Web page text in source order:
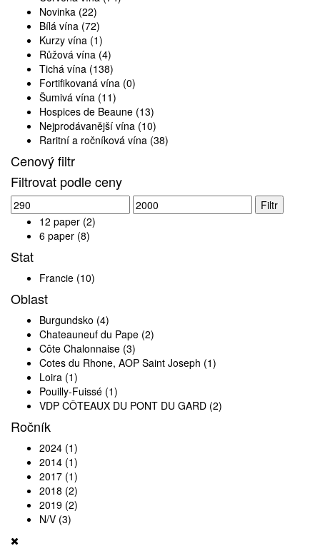
Novinka (22)
Bílá vína (72)
Kurzy vína (1)
Růžová vína (4)
Tichá vína (138)
Fortifikovaná vína (0)
Šumivá vína (11)
Hospices de Beaune (13)
Nejprodávanější vína (10)
Raritní a ročníková vína (38)
Cenový filtr
Filtrovat podle ceny
Minimální
cena
Maximální
cena
Filtr
12 paper (2)
6 paper (8)
Stat
Francie (10)
Oblast
Burgundsko (4)
Chateauneuf du Pape (2)
Côte Chalonnaise (3)
Cotes du Rhone, AOP Saint Joseph (1)
Loira (1)
Pouilly-Fuissé (1)
VDP CÔTEAUX DU PONT DU GARD (2)
Ročník
2024 (1)
2014 (1)
2017 (1)
2018 (2)
2019 (2)
N/V (3)